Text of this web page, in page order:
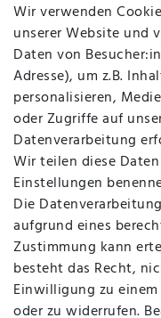
Vertrag
MAPALI VOR ORT
Herzogstraße 10
47533 Kleve
Montag, Dienstag,
09:00 Uhr bis 13:00
Wir verwenden
unserer Website und
Daten von
Adresse), um z.B.
personalisieren,
oder Zugriffe auf
Datenverarbeitung
Wir teilen diese
Einstellungen
Die
aufgrund eines
Zustimmung kann
besteht das Recht,
Einwilligung zu
oder zu widerrufen.